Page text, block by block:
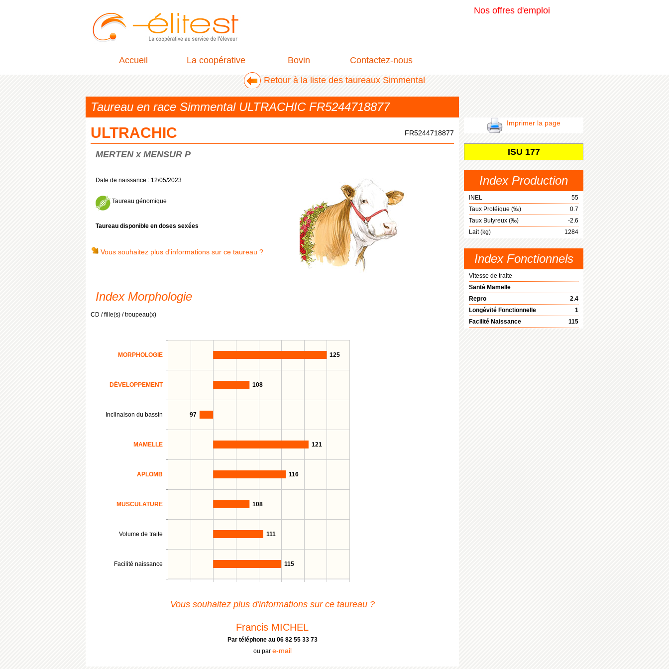
Nos offres d'emploi
Accueil La coopérative Bovin
Contactez-nous
Retour à la liste des taureaux Simmental
Taureau en race Simmental ULTRACHIC FR5244718877
ULTRACHIC FR5244718877
MERTEN x MENSUR P
Date de naissance : 12/05/2023
Taureau génomique
Taureau disponible en doses sexées
Vous souhaitez plus d'informations sur ce taureau ?
Index Morphologie
CD / fille(s) / troupeau(x)
Facilité naissance
Volume de traite
MUSCULATURE
APLOMB
MAMELLE
Inclinaison du bassin
DÉVELOPPEMENT
MORPHOLOGIE 125
108
97
121
116
108
111
115
Vous souhaitez plus d'informations sur ce taureau ?
Francis MICHEL
Par téléphone au 06 82 55 33 73
ou par e-mail
Imprimer la page
ISU 177
Index Production
INEL
55
Taux Protéique (‰)
0.7
Taux Butyreux (‰)
-2.6
Lait (kg)
1284
Index Fonctionnels
Vitesse de traite
Santé Mamelle
Repro
2.4
Longévité Fonctionnelle
1
Facilité Naissance
115